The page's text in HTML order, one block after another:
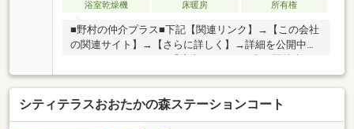
浴室乾燥機
床暖房 所有権
■野村の仲介プラス■下記【関連リンク】→【この会社
の関連サイト】→【さらに詳しく】→詳細を公開中☆
分 ■専有面積75.46m2の3LDK ■角住戸ならではの豊
富な開口部 ■全居室に窓を設けた明るい間取り ■約
12.8帖のリビング・ダイニング ■約7.0帖の主寝室＋
ウォークインクローゼット ■約9.74m2のゆとりある
シティテラスおおたかの森ステーションコート